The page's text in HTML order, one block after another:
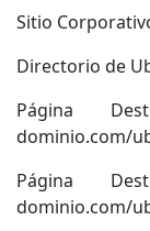
Sitio
Directorio de
Página
dominio.com/
Página
dominio.com/